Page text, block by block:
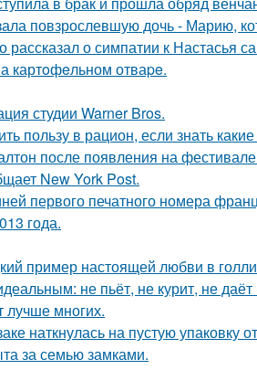
повзрослевшую дочь - Марию,
о симпатии к Настасья
картoфeльном отваpe.
студии Warner Bros.
пользу в рацион, если знать
после появления на
New York Post.
первого печатного номера
года.
пример настоящей любви в
не пьёт, не курит, не
лучше многих.
наткнулась на пустую упаковку от
за семью замками.